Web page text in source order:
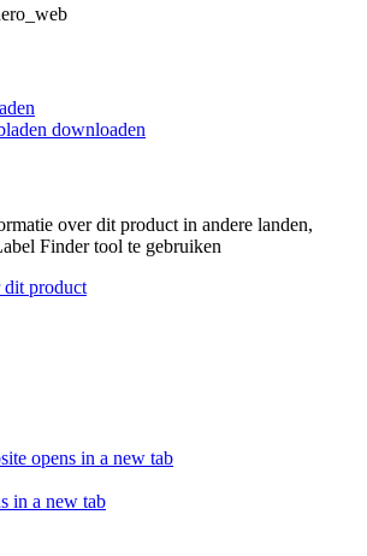
downloaden
over dit product in andere landen,
Finder tool te gebruiken
dit product
opens in a new tab
in a new tab